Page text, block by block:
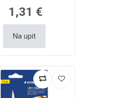
1,31 €
Na upit